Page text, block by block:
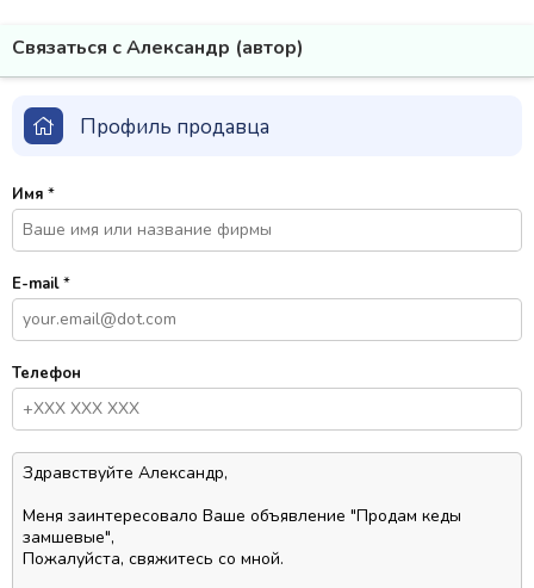
Связаться с Александр (автор)
Профиль продавца
Имя *
E-mail*
Телефон